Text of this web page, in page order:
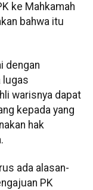
ke Mahkamah
bahwa itu
dengan
lugas
warisnya dapat
kepada yang
hak
ada alasan-
PK